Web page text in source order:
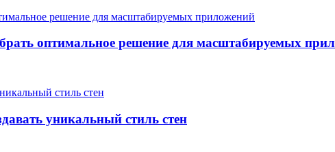
оптимальное решение для масштабируемых
уникальный стиль стен